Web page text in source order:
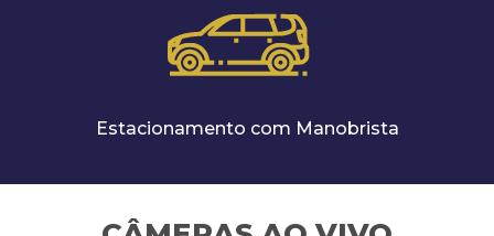
Estacionamento com Manobrista